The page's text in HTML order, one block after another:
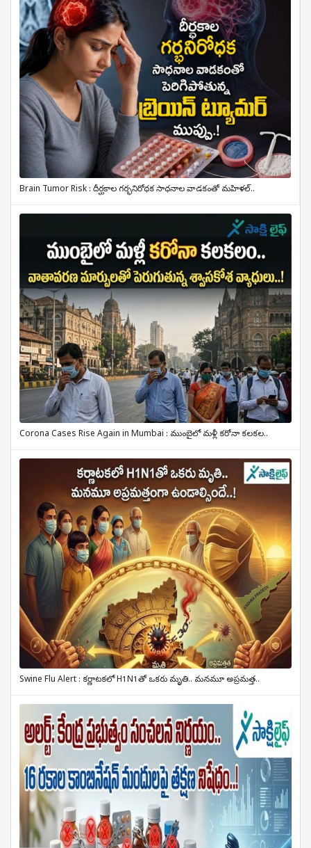
Brain Tumor Risk : దీర్ఘకాల గర్భనిరోధక సాధనాల వాడకంతో మహిళల్..
Corona Cases Rise Again in Mumbai : ముంబైలో మళ్లీ కరోనా కలకల..
Swine Flu Alert : కర్ణాటకలో H1N1తో ఒకరు మృతి.. మనమూ అప్రమత్త..